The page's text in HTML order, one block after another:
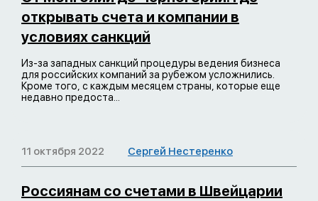
открывать счета и компании в
условиях санкций
Из-за западных санкций процедуры ведения бизнеса
для российских компаний за рубежом усложнились.
Кроме того, с каждым месяцем страны, которые еще
недавно предоста...
11 октября 2022 Сергей Нестеренко
Россиянам со счетами в Швейцарии